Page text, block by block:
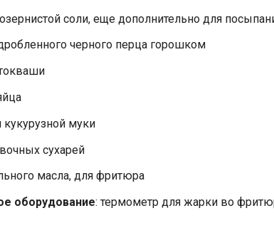
соли, еще дополнительно для
черного перца горошком
кукурузной муки
сухарей
масла, для фритюра
оборудование: термометр для жарки во